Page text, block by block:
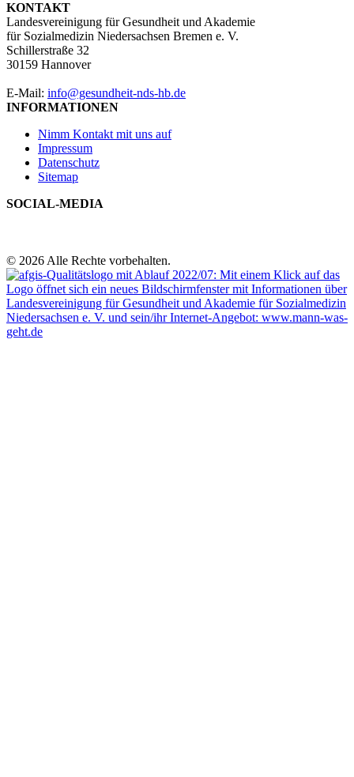
KONTAKT
Landesvereinigung für Gesundheit und Akademie
für Sozialmedizin Niedersachsen Bremen e. V.
Schillerstraße 32
30159 Hannover
E-Mail: info@gesundheit-nds-hb.de
INFORMATIONEN
Nimm Kontakt mit uns auf
Impressum
Datenschutz
Sitemap
SOCIAL-MEDIA
© 2026 Alle Rechte vorbehalten.